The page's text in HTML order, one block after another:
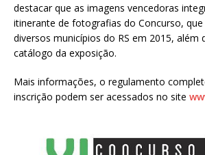
destacar que as imagens vencedoras
itinerante de fotografias do Concurso,
diversos municípios do RS em 2015, além
catálogo da exposição.
Mais informações, o regulamento
inscrição podem ser acessados no site